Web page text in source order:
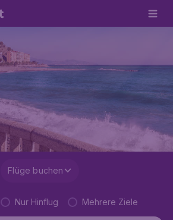
Flüge buchen
Nur Hinflug Mehrere Ziele